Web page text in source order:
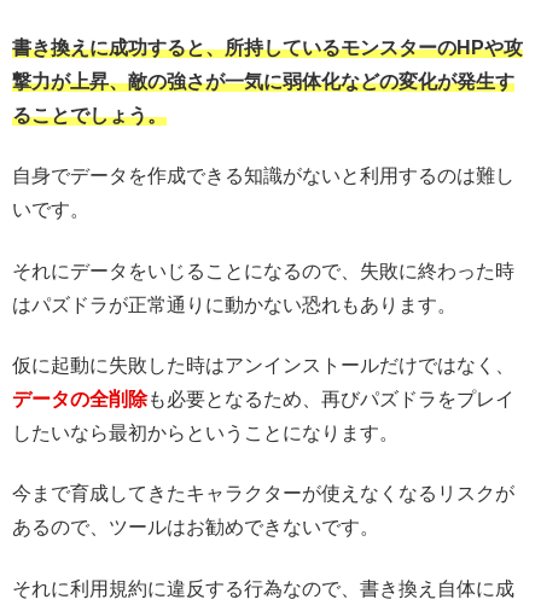
書き換えに成功すると、所持しているモンスターのHPや攻
撃力が上昇、敵の強さが一気に弱体化などの変化が発生す
ることでしょう。
自身でデータを作成できる知識がないと利用するのは難し
いです。
それにデータをいじることになるので、失敗に終わった時
はパズドラが正常通りに動かない恐れもあります。
仮に起動に失敗した時はアンインストールだけではなく、
データの全削除も必要となるため、再びパズドラをプレイ
したいなら最初からということになります。
今まで育成してきたキャラクターが使えなくなるリスクが
あるので、ツールはお勧めできないです。
それに利用規約に違反する行為なので、書き換え自体に成